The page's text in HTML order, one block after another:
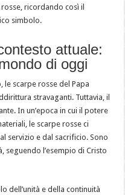
ricordando così il
simbolo.
attuale:
di oggi
le scarpe rosse del Papa
stravaganti. Tuttavia, il
In un’epoca in cui il potere
le scarpe rosse ci
servizio e dal sacrificio. Sono
seguendo l’esempio di Cristo
dell’unità e della continuità